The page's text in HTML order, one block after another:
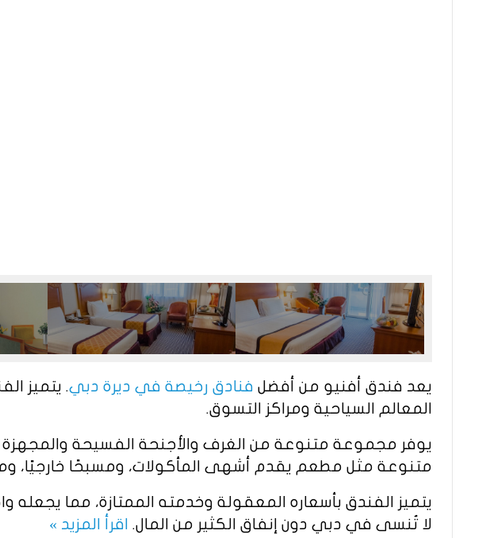
يعد فندق أفنيو من أفضل فنادق رخيصة في ديرة دبي. يتميز
المعالم السياحية ومراكز التسوق.
يوفر مجموعة متنوعة من الغرف والأجنحة الفسيحة والمجهزة
متنوعة مثل مطعم يقدم أشهى المأكولات، ومسبحًا خارجيًا،
يتميز الفندق بأسعاره المعقولة وخدمته الممتازة، مما
لا تُنسى في دبي دون إنفاق الكثير من المال. اقرأ المزيد »